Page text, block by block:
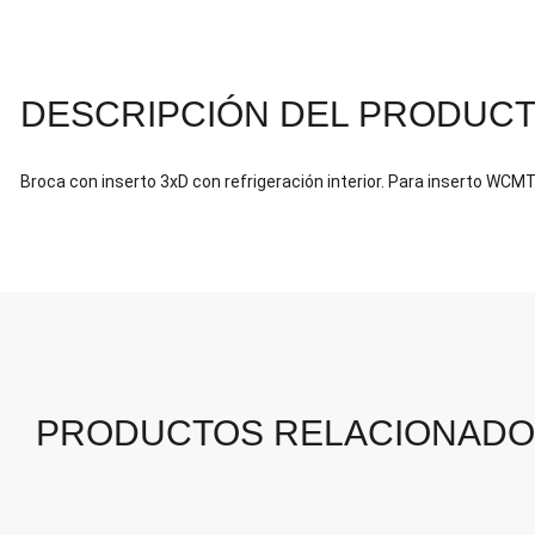
DESCRIPCIÓN DEL
Broca con inserto 3xD con refrigeración interior. Para inserto
PRODUCTOS